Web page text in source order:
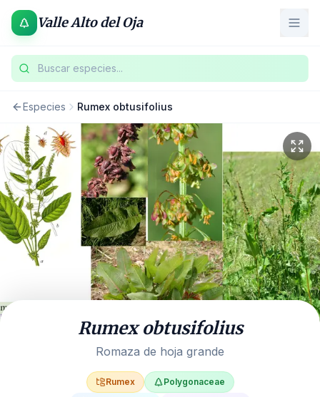
Valle Alto del Oja
Buscar especies...
Especies Rumex obtusifolius
Rumex obtusifolius
Romaza de hoja grande
Rumex
Polygonaceae